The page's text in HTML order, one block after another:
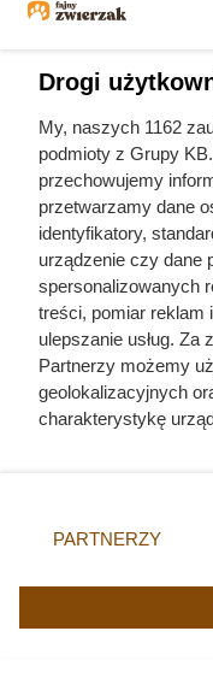
Anna
i zwłoki w
Drogi
My, naszych 1162
podmioty z Grupy
przechowujemy
przetwarzamy dane
identyfikatory,
urządzenie czy dane
spersonalizowanych
treści, pomiar reklam
ulepszanie usług. Za
Partnerzy możemy
geolokalizacyjnych
charakterystykę
zmienić/wycofać
znajdujący się w
użytkownika, ale
przetwarzaniu.
PARTNERZY